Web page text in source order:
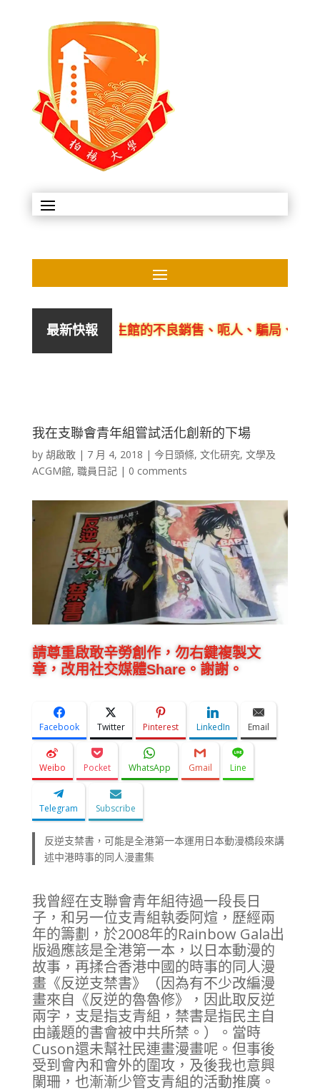
最新快報
活泉美良生館的不良銷售、呃人、騙局、黑店
我在支聯會青年組嘗試活化創新的下場
by 胡啟敢| 7 月 4, 2018 | 今日頭條, 文化研究, 文學及
ACGM館, 職員日記| 0 comments
請尊重啟敢辛勞創作，勿右鍵複製文
章，改用社交媒體Share。謝謝。
Facebook Twitter Pinterest LinkedIn Email
Weibo Pocket WhatsApp Gmail Line
Telegram Subscribe
反逆支禁書，可能是全港第一本運用日本動漫橋段來講
述中港時事的同人漫畫集
我曾經在支聯會青年組待過一段長日
子，和另一位支青組執委阿煊，歷經兩
年的籌劃，於2008年的Rainbow Gala出
版過應該是全港第一本，以日本動漫的
故事，再揉合香港中國的時事的同人漫
畫《反逆支禁書》（因為有不少改編漫
畫來自《反逆的魯魯修》，因此取反逆
兩字，支是指支青組，禁書是指民主自
由議題的書會被中共所禁。）。當時
Cuson還未幫社民連畫漫畫呢。但事後
受到會內和會外的圍攻，及後我也意興
闌珊，也漸漸少管支青組的活動推廣。